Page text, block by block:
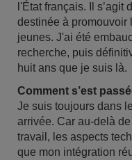
l'État français. Il s’agit
destinée à promouvoir
jeunes. J'ai été
recherche, puis
huit ans que je suis là.
Comment s’est
Je suis toujours dans
arrivée. Car au-delà
travail, les aspects
que mon intégration